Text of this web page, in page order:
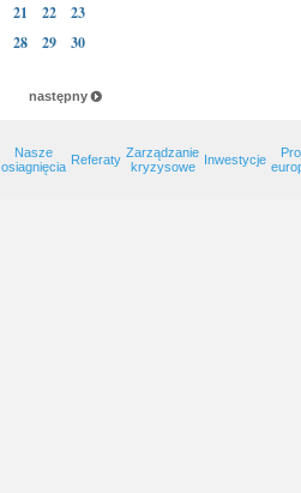
21 22 23
28 29 30
następny
Nasze
osiagnięcia Referaty Zarządzanie
kryzysowe
Inwestycje